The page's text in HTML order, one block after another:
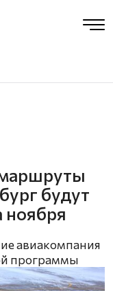
будут
ноября
авиакомпания
программы